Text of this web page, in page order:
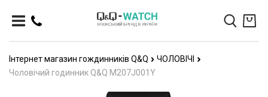
Інтернет магазин гождинників Q&Q
ЧОЛОВІЧІ
Чоловічий годинник Q&Q M207J001Y